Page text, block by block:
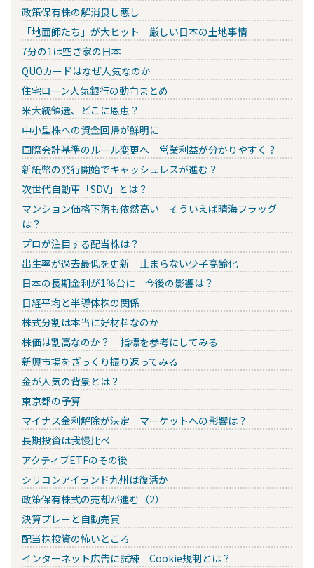
政策保有株の解消良し悪し
「地面師たち」が大ヒット 厳しい日本の土地事情
7分の1は空き家の日本
QUOカードはなぜ人気なのか
住宅ローン人気銀行の動向まとめ
米大統領選、どこに恩恵？
中小型株への資金回帰が鮮明に
国際会計基準のルール変更へ 営業利益が分かりやすく？
新紙幣の発行開始でキャッシュレスが進む？
次世代自動車「SDV」とは？
マンション価格下落も依然高い そういえば晴海フラッグ
は？
プロが注目する配当株は？
出生率が過去最低を更新 止まらない少子高齢化
日本の長期金利が1％台に 今後の影響は？
日経平均と半導体株の関係
株式分割は本当に好材料なのか
株価は割高なのか？ 指標を参考にしてみる
新興市場をざっくり振り返ってみる
金が人気の背景とは？
東京都の予算
マイナス金利解除が決定 マーケットへの影響は？
長期投資は我慢比べ
アクティブETFのその後
シリコンアイランド九州は復活か
政策保有株式の売却が進む（2）
決算プレーと自動売買
配当株投資の怖いところ
インターネット広告に試練 Cookie規制とは？